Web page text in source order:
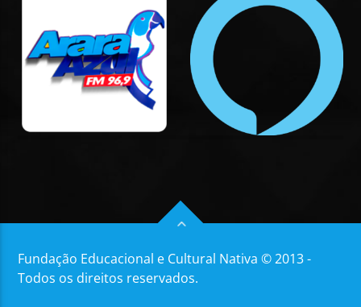
Fundação Educacional e Cultural Nativa © 2013 -
Todos os direitos reservados.